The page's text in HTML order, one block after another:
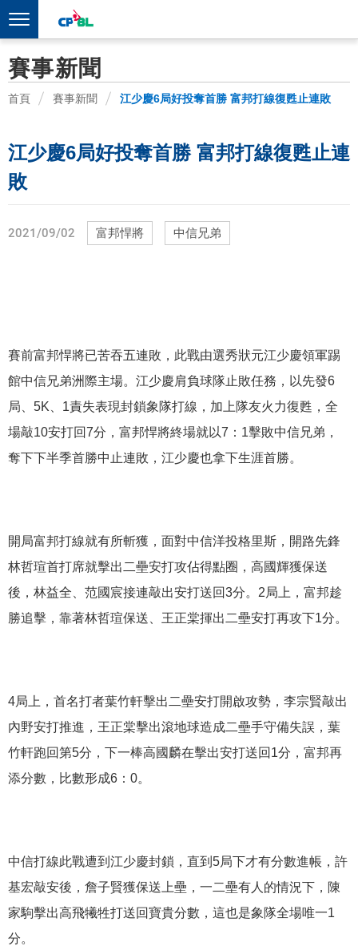
賽事新聞
首頁 賽事新聞 江少慶6局好投奪首勝 富邦打線復甦止連敗
江少慶6局好投奪首勝 富邦打線復甦止連
敗
2021/09/02 富邦悍將 中信兄弟
賽前富邦悍將已苦吞五連敗，此戰由選秀狀元江少慶領軍踢
館中信兄弟洲際主場。江少慶肩負球隊止敗任務，以先發6
局、5K、1責失表現封鎖象隊打線，加上隊友火力復甦，全
場敲10安打回7分，富邦悍將終場就以7：1擊敗中信兄弟，
奪下下半季首勝中止連敗，江少慶也拿下生涯首勝。
開局富邦打線就有所斬獲，面對中信洋投格里斯，開路先鋒
林哲瑄首打席就擊出二壘安打攻佔得點圈，高國輝獲保送
後，林益全、范國宸接連敲出安打送回3分。2局上，富邦趁
勝追擊，靠著林哲瑄保送、王正棠揮出二壘安打再攻下1分。
4局上，首名打者葉竹軒擊出二壘安打開啟攻勢，李宗賢敲出
內野安打推進，王正棠擊出滾地球造成二壘手守備失誤，葉
竹軒跑回第5分，下一棒高國麟在擊出安打送回1分，富邦再
添分數，比數形成6：0。
中信打線此戰遭到江少慶封鎖，直到5局下才有分數進帳，許
基宏敲安後，詹子賢獲保送上壘，一二壘有人的情況下，陳
家駒擊出高飛犧牲打送回寶貴分數，這也是象隊全場唯一1
分。